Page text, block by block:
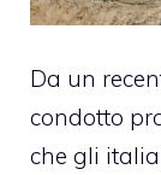
Da un
condotto
che gli